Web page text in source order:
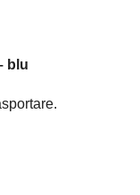
blu